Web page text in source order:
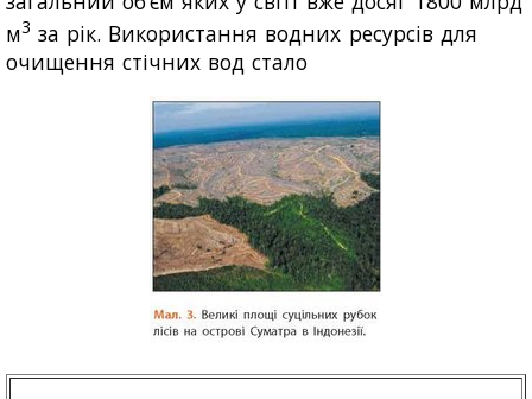
м3 за рік. Використання водних ресурсів для
очищення стічних вод стало